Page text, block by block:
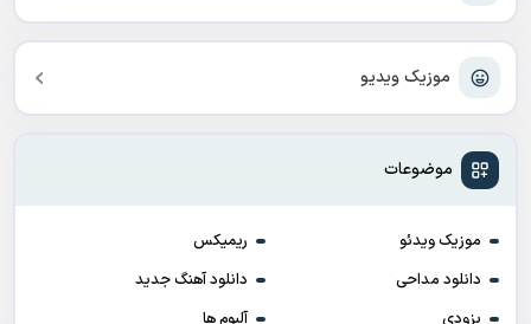
موزیک ویدیو
موضوعات
موزیک ویدئو
ریمیکس
دانلود مداحی
دانلود آهنگ جدید
بزودی
آلبوم ها